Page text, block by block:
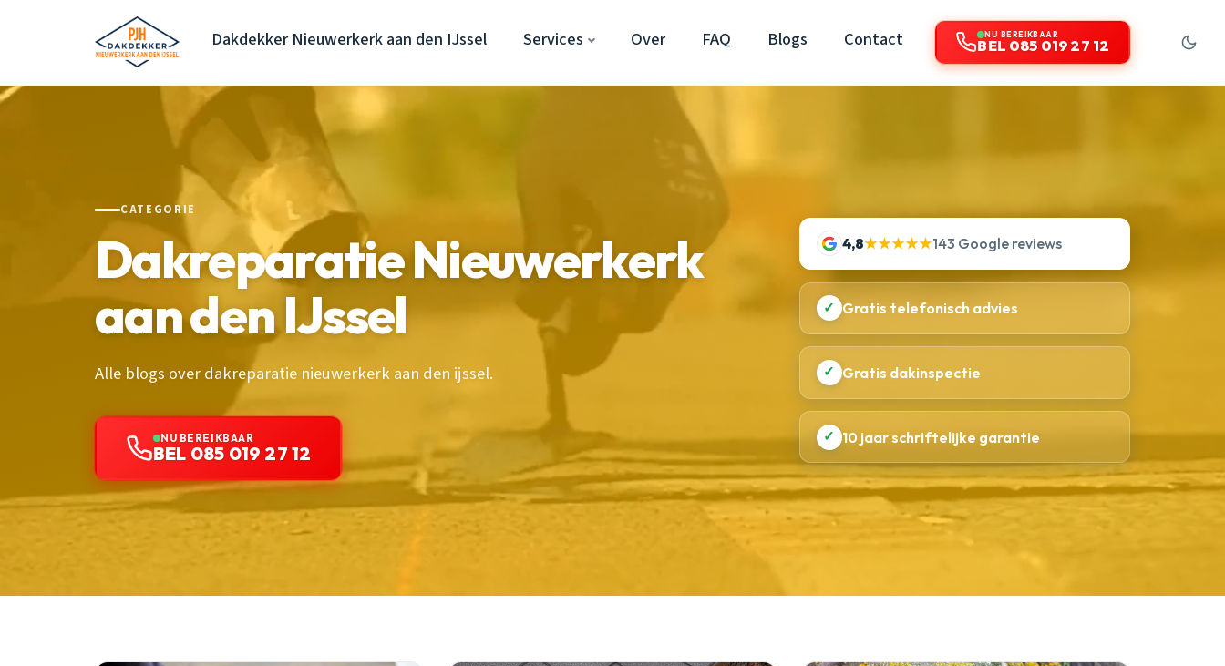
Dakdekker Nieuwerkerk aan den IJssel Services Over FAQ Blogs Contact NU BEREIKBAAR
BEL 085 019 27 12
CATEGORIE
Dakreparatie Nieuwerkerk
aan den IJssel
Alle blogs over dakreparatie nieuwerkerk aan den ijssel.
NU BEREIKBAAR
BEL 085 019 27 12
4,8★★★★★143 Google reviews
✓ Gratis telefonisch advies
✓ Gratis dakinspectie
✓ 10 jaar schriftelijke garantie